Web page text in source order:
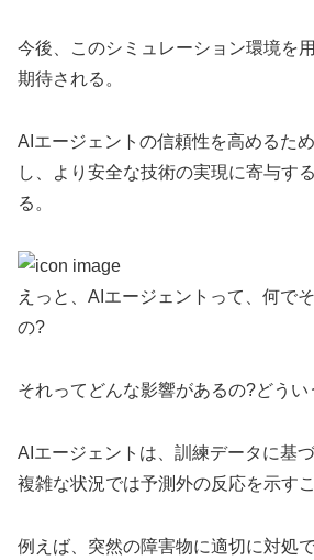
今後、このシミュレーション環境を
期待される。
AIエージェントの信頼性を高めるた
し、より安全な技術の実現に寄与す
る。
えっと、AIエージェントって、何で
の?
それってどんな影響があるの?どう
AIエージェントは、訓練データに基
複雑な状況では予測外の反応を示す
例えば、突然の障害物に適切に対処